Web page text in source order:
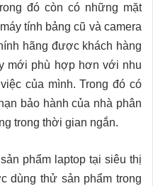
đó còn có những mặt
tính bảng cũ và camera
hãng được khách hàng
mới phù hợp hơn với nhu
của mình. Trong đó có
bảo hành của nhà phân
trong thời gian ngắn.
phẩm laptop tại siêu thị
dùng thử sản phẩm trong